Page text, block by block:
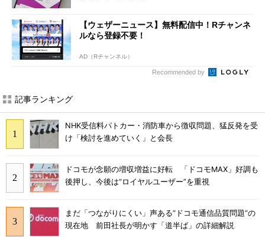
【ウェザーニュース】無料配信中！Rチャンネ
ルなら登録不要！
AD（Rチャンネル）
Recommended by
記事ランキング
NHK受信料パトカー・消防車から徴収問題、猛反発を受
け「検討を進めていく」と会長
ドコモが念願の増収増益に好転 「ドコモMAX」好調も
後押し、今後は“ロイヤルユーザー”を重視
まだ「つながりにくい」声ある“ドコモ通信品質問題”の
現在地 前田社長が明かす「道半ば」の詳細解説